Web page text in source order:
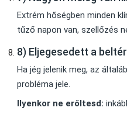
Extrém hőségben minden
tűző napon van, szellőzés
8) Eljegesedett a
Ha jég jelenik meg, az
probléma jele.
Ilyenkor ne erőltesd: